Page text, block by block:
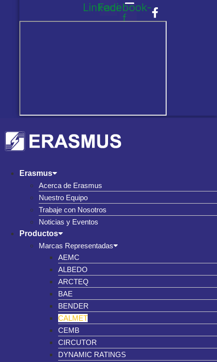
Linkedin
Facebook-
f
Erasmus
Acerca de Erasmus
Nuestro Equipo
Trabaje con Nosotros
Noticias y Eventos
Productos
Marcas Representadas
AEMC
ALBEDO
ARCTEQ
BAE
BENDER
CALMET
CEMB
CIRCUTOR
DYNAMIC RATINGS